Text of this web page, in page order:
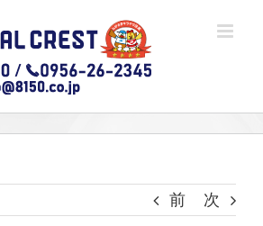
前 次